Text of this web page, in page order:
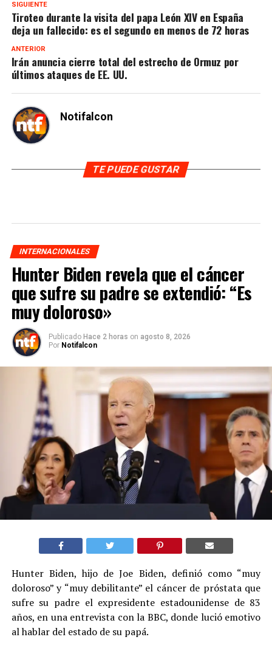
SIGUIENTE
Tiroteo durante la visita del papa León XIV en España
deja un fallecido: es el segundo en menos de 72 horas
ANTERIOR
Irán anuncia cierre total del estrecho de Ormuz por
últimos ataques de EE. UU.
Notifalcon
TE PUEDE GUSTAR
INTERNACIONALES
Hunter Biden revela que el cáncer
que sufre su padre se extendió: “Es
muy doloroso»
Publicado Hace 2 horas on agosto 8, 2026
Por Notifalcon
Hunter Biden, hijo de Joe Biden, definió como “muy
doloroso” y “muy debilitante” el cáncer de próstata que
sufre su padre el expresidente estadounidense de 83
años, en una entrevista con la BBC, donde lució emotivo
al hablar del estado de su papá.